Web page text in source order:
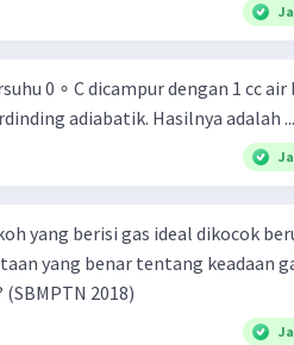
0 ∘ C dicampur dengan 1 cc air
adiabatik. Hasilnya adalah
yang berisi gas ideal dikocok
yang benar tentang keadaan
setelah dikocok? (SBMPTN 2018)